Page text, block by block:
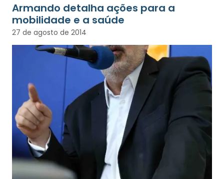
Armando detalha ações para a
mobilidade e a saúde
27 de agosto de 2014